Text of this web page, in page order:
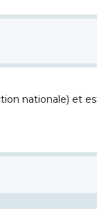
nationale) et